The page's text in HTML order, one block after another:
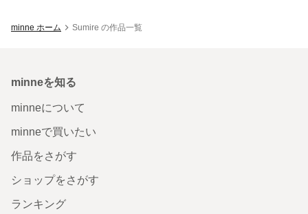
minne ホーム Sumire の作品一覧
minneを知る
minneについて
minneで買いたい
作品をさがす
ショップをさがす
ランキング